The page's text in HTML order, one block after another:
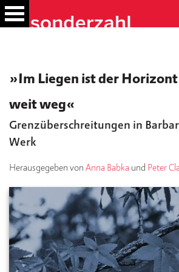
c
e
N
m
n
T
er
m
e
»Im Liegen ist der
weit weg«
Grenzüberschreitungen in
Werk
Herausgegeben von Anna Babka und Peter